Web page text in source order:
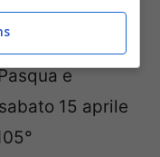
e
15 aprile